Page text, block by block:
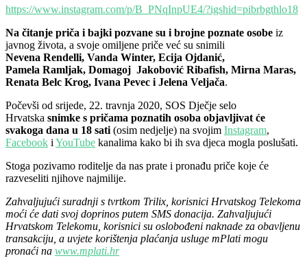
https://www.instagram.com/p/B_PNqInpUE4/?igshid=pibrbgthlo18
Na čitanje priča i bajki pozvane su i brojne poznate osobe iz
javnog života, a svoje omiljene priče već su snimili
Nevena Rendelli, Vanda Winter, Ecija Ojdanić,
Pamela Ramljak, Domagoj Jakobović Ribafish, Mirna Maras,
Renata Belc Krog, Ivana Pevec i Jelena Veljača.
Počevši od srijede, 22. travnja 2020, SOS Dječje selo
Hrvatska snimke s pričama poznatih osoba objavljivat će
svakoga dana u 18 sati (osim nedjelje) na svojim Instagram,
Facebook i YouTube kanalima kako bi ih sva djeca mogla poslušati.
Stoga pozivamo roditelje da nas prate i pronađu priče koje će
razveseliti njihove najmilije.
Zahvaljujući suradnji s tvrtkom Trilix, korisnici Hrvatskog Telekoma
moći će dati svoj doprinos putem SMS donacija. Zahvaljujući
Hrvatskom Telekomu, korisnici su oslobođeni naknade za obavljenu
transakciju, a uvjete korištenja plaćanja usluge mPlati mogu
pronaći na www.mplati.hr